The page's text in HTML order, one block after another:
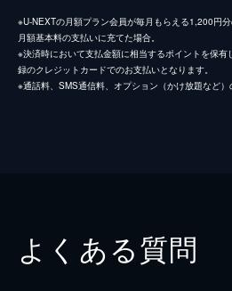
※U-NEXTの月額プラン会員が毎月もらえる1,200円
月額基本料の支払いに充てた場合。
※決済時において支払金額に相当するポイントを保
録のクレジットカードでのお支払いとなります。
※通話料、SMS通信料、オプション（かけ放題など）
よくある質問